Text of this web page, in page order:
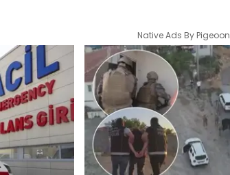
Native Ads By Pigeoon